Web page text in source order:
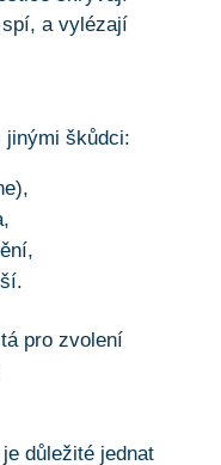
a vylézají
jinými škůdci:
pro zvolení
důležité jednat